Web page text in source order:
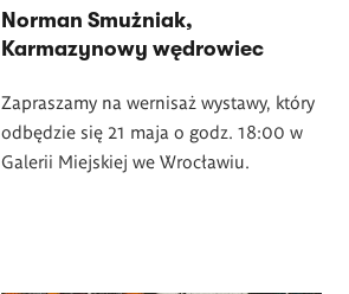
Norman Smużniak,
Karmazynowy wędrowiec
Zapraszamy na wernisaż wystawy, który
odbędzie się 21 maja o godz. 18:00 w
Galerii Miejskiej we Wrocławiu.